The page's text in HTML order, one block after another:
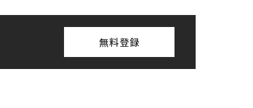
無料登録